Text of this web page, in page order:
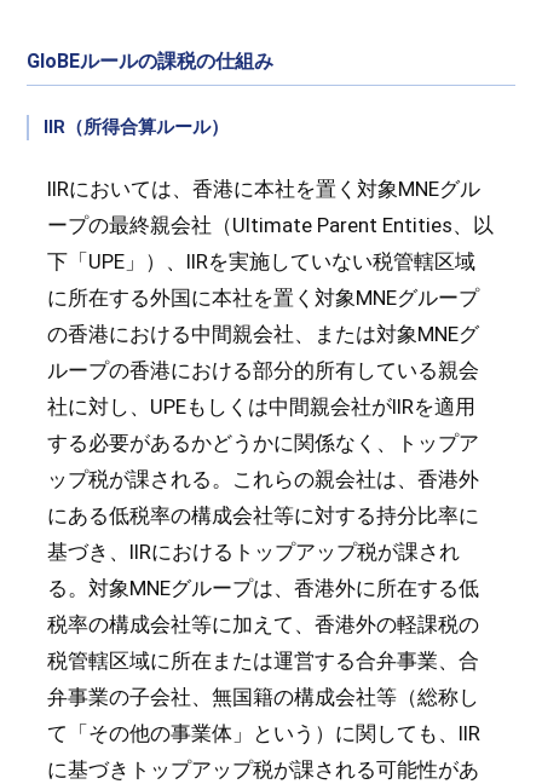
GloBEルールの課税の仕組み
IIR（所得合算ルール）
IIRにおいては、香港に本社を置く対象MNEグル
ープの最終親会社（Ultimate Parent Entities、以
下「UPE」）、IIRを実施していない税管轄区域
に所在する外国に本社を置く対象MNEグループ
の香港における中間親会社、または対象MNEグ
ループの香港における部分的所有している親会
社に対し、UPEもしくは中間親会社がIIRを適用
する必要があるかどうかに関係なく、トップア
ップ税が課される。これらの親会社は、香港外
にある低税率の構成会社等に対する持分比率に
基づき、IIRにおけるトップアップ税が課され
る。対象MNEグループは、香港外に所在する低
税率の構成会社等に加えて、香港外の軽課税の
税管轄区域に所在または運営する合弁事業、合
弁事業の子会社、無国籍の構成会社等（総称し
て「その他の事業体」という）に関しても、IIR
に基づきトップアップ税が課される可能性があ